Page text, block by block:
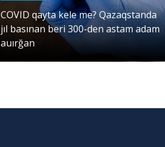
COVID qayta kele me? Qazaqstanda
jıl basınan beri 300-den astam adam
auırğan